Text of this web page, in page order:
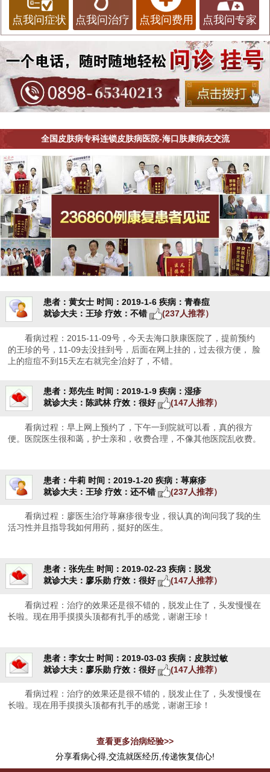
点我问症状 点我问治疗 点我问费用 点我问专家
全国皮肤病专科连锁皮肤病医院-海口肤康病友交流
患者：黄女士 时间：2019-1-6 疾病：青春痘
就诊大夫：王珍 疗效：不错 (237人推荐）
看病过程：2015-11-09号，今天去海口肤康医院了，提前预约
的王珍的号，11-09去没挂到号，后面在网上挂的，过去很方便， 脸
上的痘痘不到15天左右就完全治好了，不错。
患者：郑先生 时间：2019-1-9 疾病：湿疹
就诊大夫：陈武林 疗效：很好 (147人推荐）
看病过程：早上网上预约了，下午一到院就可以看，真的很方
便。医院医生很和蔼，护士亲和，收费合理，不像其他医院乱收费。
患者：牛莉 时间：2019-1-20 疾病：荨麻疹
就诊大夫：王珍 疗效：还不错 (237人推荐）
看病过程：廖医生治疗荨麻疹很专业，很认真的询问我了我的生
活习性并且指导我如何用药，挺好的医生。
患者：张先生 时间：2019-02-23 疾病：脱发
就诊大夫：廖乐勋 疗效：很好 (147人推荐）
看病过程：治疗的效果还是很不错的，脱发止住了，头发慢慢在
长啦。现在用手摸摸头顶都有扎手的感觉，谢谢王珍！
患者：李女士 时间：2019-03-03 疾病：皮肤过敏
就诊大夫：廖乐勋 疗效：很好 (147人推荐）
看病过程：治疗的效果还是很不错的，脱发止住了，头发慢慢在
长啦。现在用手摸摸头顶都有扎手的感觉，谢谢王珍！
查看更多治病经验>>
分享看病心得,交流就医经历,传递恢复信心!